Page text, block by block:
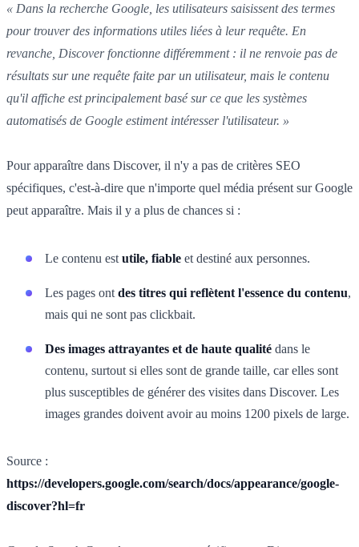
« Dans la recherche Google, les utilisateurs saisissent des termes
pour trouver des informations utiles liées à leur requête. En
revanche, Discover fonctionne différemment : il ne renvoie pas de
résultats sur une requête faite par un utilisateur, mais le contenu
qu'il affiche est principalement basé sur ce que les systèmes
automatisés de Google estiment intéresser l'utilisateur. »
Pour apparaître dans Discover, il n'y a pas de critères SEO
spécifiques, c'est-à-dire que n'importe quel média présent sur Google
peut apparaître. Mais il y a plus de chances si :
Le contenu est utile, fiable et destiné aux personnes.
Les pages ont des titres qui reflètent l'essence du contenu,
mais qui ne sont pas clickbait.
Des images attrayantes et de haute qualité dans le
contenu, surtout si elles sont de grande taille, car elles sont
plus susceptibles de générer des visites dans Discover. Les
images grandes doivent avoir au moins 1200 pixels de large.
Source :
https://developers.google.com/search/docs/appearance/google-
discover?hl=fr